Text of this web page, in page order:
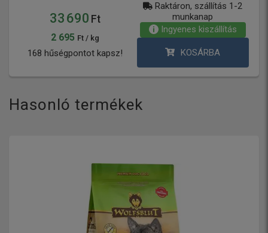
33 690 Ft
2 695 Ft / kg
168 hűségpontot kapsz!
Raktáron, szállítás 1-2
munkanap
Ingyenes kiszállítás
KOSÁRBA
Hasonló termékek